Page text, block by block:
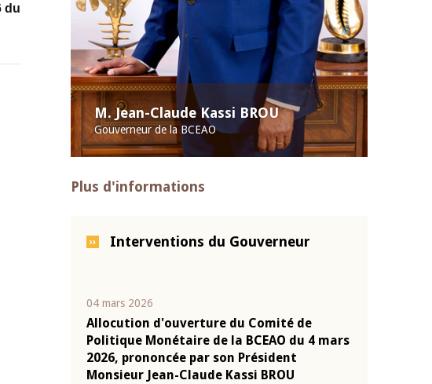
M. Jean-Claude Kassi BROU
Gouverneur de la BCEAO
Plus d'informations
Interventions du Gouverneur
04 mars 2026
Allocution d'ouverture du Comité de
Politique Monétaire de la BCEAO du 4 mars
2026, prononcée par son Président
Monsieur Jean-Claude Kassi BROU
du